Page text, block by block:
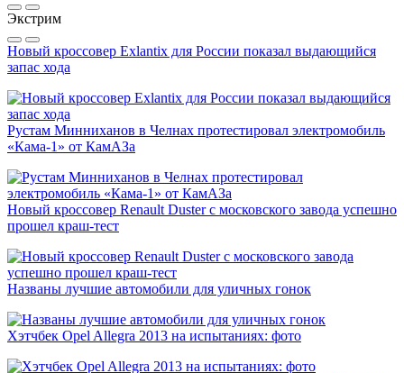
Экстрим
Новый кроссовер Exlantix для России показал выдающийся
запас хода
Рустам Минниханов в Челнах протестировал электромобиль
«Кама-1» от КамАЗа
Новый кроссовер Renault Duster с московского завода успешно
прошел краш-тест
Названы лучшие автомобили для уличных гонок
Хэтчбек Opel Allegra 2013 на испытаниях: фото